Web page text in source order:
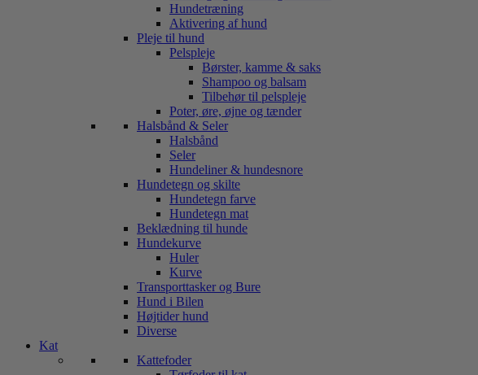
Hundetræning
Aktivering af hund
Pleje til hund
Pelspleje
Børster, kamme & saks
Shampoo og balsam
Tilbehør til pelspleje
Poter, øre, øjne og tænder
Halsbånd & Seler
Halsbånd
Seler
Hundeliner & hundesnore
Hundetegn og skilte
Hundetegn farve
Hundetegn mat
Beklædning til hunde
Hundekurve
Huler
Kurve
Transporttasker og Bure
Hund i Bilen
Højtider hund
Diverse
Kat
Kattefoder